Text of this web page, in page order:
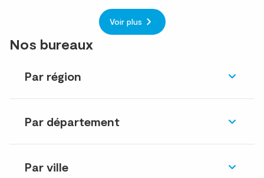
Voir plus
Nos bureaux
Par région
Par département
Par ville